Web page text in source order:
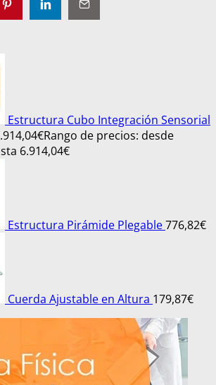
Estructura Cubo Integración Sensorial
€Rango de precios: desde
6.914,04€
Estructura Pirámide Plegable776,82€
Cuerda Ajustable en Altura 179,87€